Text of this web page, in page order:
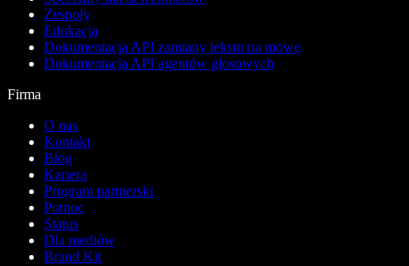
Zespoły
Edukacja
Dokumentacja API zamiany tekstu na mowę
Dokumentacja API agentów głosowych
Firma
O nas
Kontakt
Blog
Kariera
Program partnerski
Pomoc
Status
Dla mediów
Brand Kit